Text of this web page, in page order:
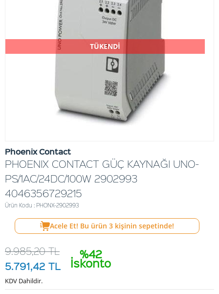
TÜKENDİ
Phoenix Contact
PHOENIX CONTACT GÜÇ KAYNAĞI UNO-
PS/1AC/24DC/100W 2902993
4046356729215
Ürün Kodu : PHONX-2902993
Acele Et! Bu ürün 3 kişinin sepetinde!
%42
İskonto
9.985,20TL
5.791,42 TL
KDV Dahildir.